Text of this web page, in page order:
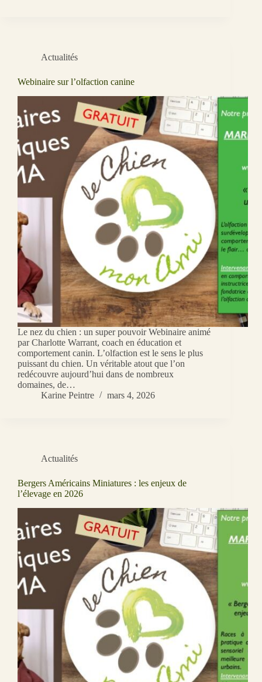
Actualités
Webinaire sur l’olfaction canine
Le nez du chien : un super pouvoir Webinaire animé
par Charlotte Warrant, coach en éducation et
comportement canin. L’olfaction est le sens le plus
puissant du chien. Un véritable atout que l’on
redécouvre aujourd’hui dans de nombreux
domaines, de…
Karine Peintre
mars 4, 2026
Actualités
Bergers Américains Miniatures : les enjeux de
l’élevage en 2026